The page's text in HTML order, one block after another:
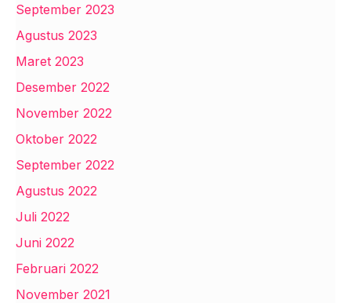
September 2023
Agustus 2023
Maret 2023
Desember 2022
November 2022
Oktober 2022
September 2022
Agustus 2022
Juli 2022
Juni 2022
Februari 2022
November 2021